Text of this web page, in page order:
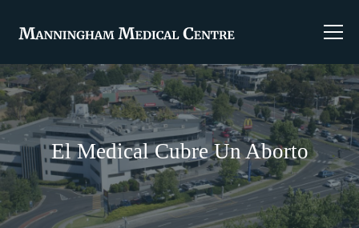
El Medical Cubre Un Aborto